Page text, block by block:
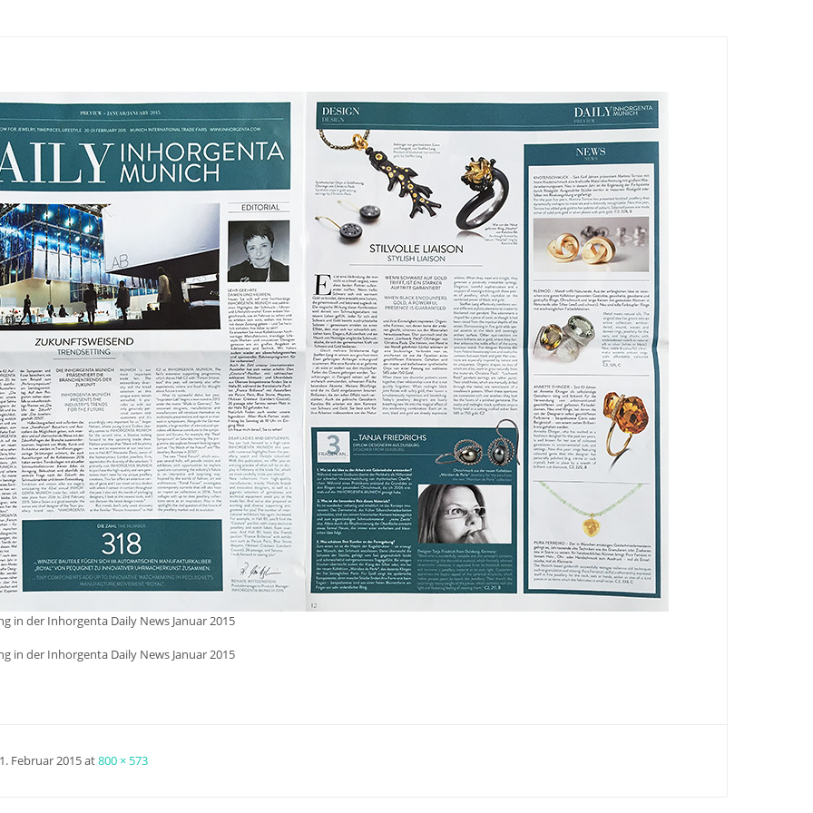
in der Inhorgenta Daily News Januar 2015
in der Inhorgenta Daily News Januar 2015
1. Februar 2015at800 × 573